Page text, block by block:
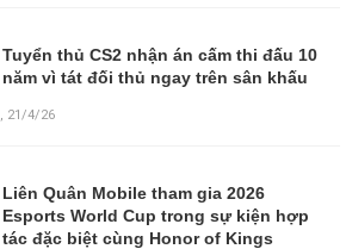
Tuyển thủ CS2 nhận án cấm thi đấu 10
năm vì tát đối thủ ngay trên sân khấu
, 21/4/26
Liên Quân Mobile tham gia 2026
Esports World Cup trong sự kiện hợp
tác đặc biệt cùng Honor of Kings